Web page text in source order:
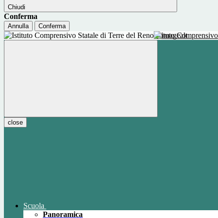
Chiudi
Conferma
Annulla Conferma
Istituto
close
Scuola
Panoramica